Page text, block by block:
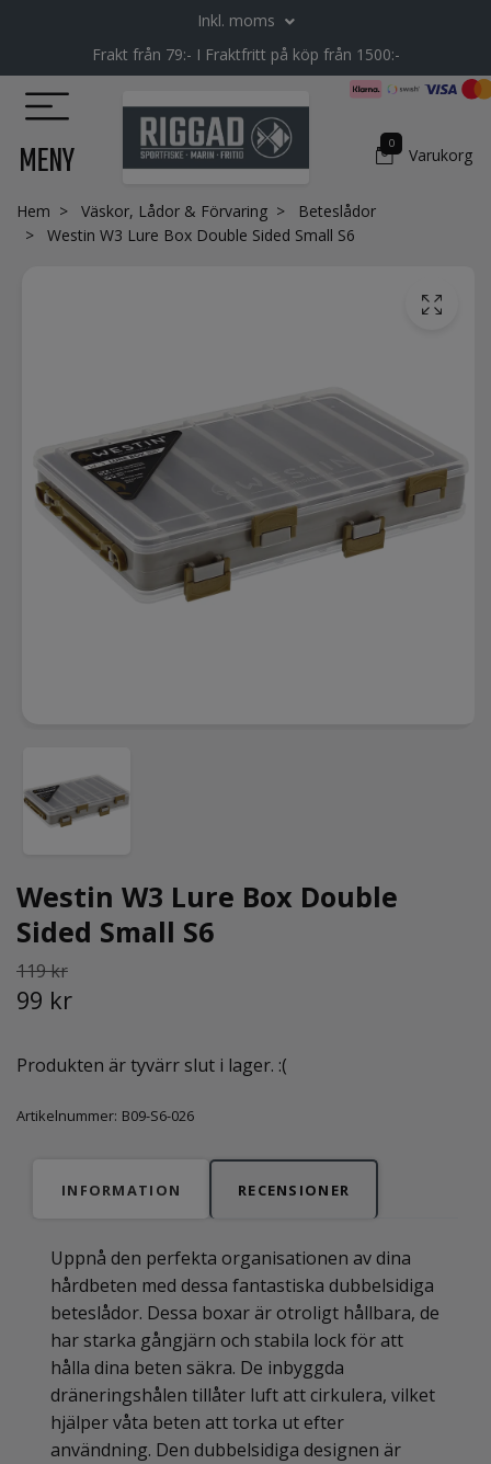
Inkl. moms
Frakt från 79:- I Fraktfritt på köp från 1500:-
MENY 0
Varukorg
Hem Väskor, Lådor & Förvaring
Beteslådor
Westin W3 Lure Box Double Sided Small S6
Westin W3 Lure Box Double
Sided Small S6
119 kr
99 kr
Produkten är tyvärr slut i lager. :(
Artikelnummer: B09-S6-026
INFORMATION RECENSIONER
Uppnå den perfekta organisationen av dina
hårdbeten med dessa fantastiska dubbelsidiga
beteslådor. Dessa boxar är otroligt hållbara, de
har starka gångjärn och stabila lock för att
hålla dina beten säkra. De inbyggda
dräneringshålen tillåter luft att cirkulera, vilket
hjälper våta beten att torka ut efter
användning. Den dubbelsidiga designen är